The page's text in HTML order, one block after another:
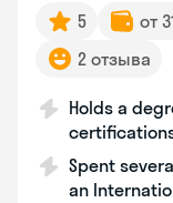
5 от
2 отзыва
Holds a
Spent
an